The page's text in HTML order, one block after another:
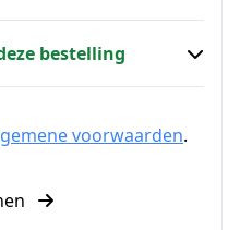
bestelling
voorwaarden.